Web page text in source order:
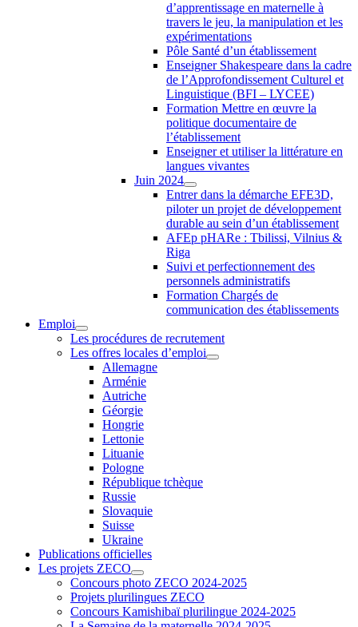
d’apprentissage en maternelle à
travers le jeu, la manipulation et les
expérimentations
Pôle Santé d’un établissement
Enseigner Shakespeare dans la cadre
de l’Approfondissement Culturel et
Linguistique (BFI – LYCEE)
Formation Mettre en œuvre la
politique documentaire de
l’établissement
Enseigner et utiliser la littérature en
langues vivantes
Juin 2024
Entrer dans la démarche EFE3D,
piloter un projet de développement
durable au sein d’un établissement
AFEp pHARe : Tbilissi, Vilnius &
Riga
Suivi et perfectionnement des
personnels administratifs
Formation Chargés de
communication des établissements
Emploi
Les procédures de recrutement
Les offres locales d’emploi
Allemagne
Arménie
Autriche
Géorgie
Hongrie
Lettonie
Lituanie
Pologne
République tchèque
Russie
Slovaquie
Suisse
Ukraine
Publications officielles
Les projets ZECO
Concours photo ZECO 2024-2025
Projets plurilingues ZECO
Concours Kamishibaï plurilingue 2024-2025